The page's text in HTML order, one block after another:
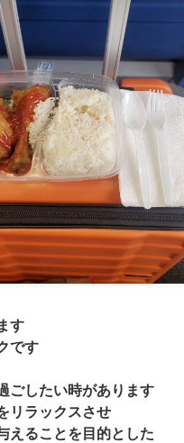
す
です
ごしたい時があります
リラックスさせ
えることを目的とした